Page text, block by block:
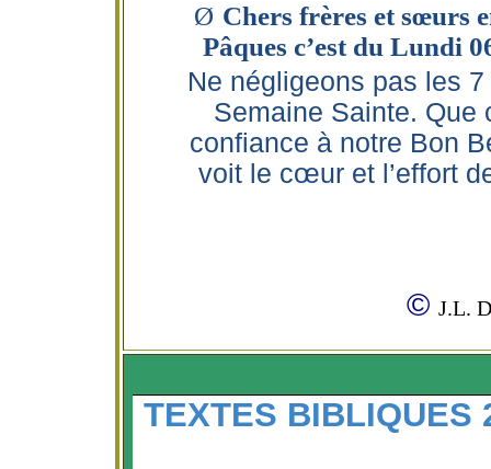
Ø Chers frères et sœurs
Pâques c’est du Lundi
Ne négligeons pas les
Semaine Sainte. Que
confiance à notre Bon
voit le cœur et l’effort
© J.L.
TEXTES BIBLIQUES